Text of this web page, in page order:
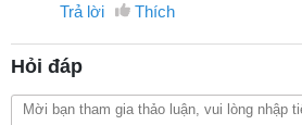
Trả lời
Thích
Hỏi đáp